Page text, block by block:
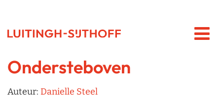
Ondersteboven
Auteur: Danielle Steel